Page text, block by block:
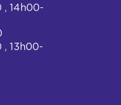
, 14h00-
, 13h00-